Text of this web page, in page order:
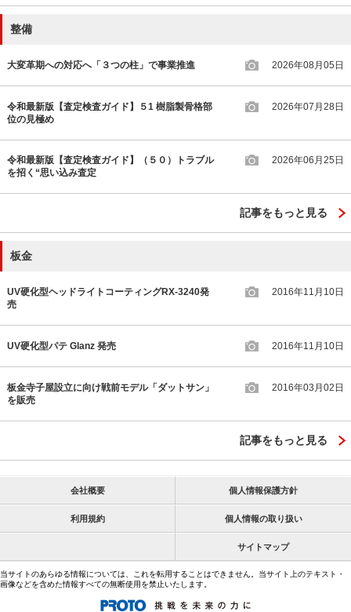
整備
大変革期への対応へ「３つの柱」で事業推進 2026年08月05日
令和最新版【査定検査ガイド】５1 樹脂製骨格部
位の見極め
2026年07月28日
令和最新版【査定検査ガイド】（５０）トラブル
を招く“思い込み査定
2026年06月25日
記事をもっと見る
板金
UV硬化型ヘッドライトコーティングRX-3240発
売
2016年11月10日
UV硬化型パテ Glanz 発売 2016年11月10日
板金寺子屋設立に向け戦前モデル「ダットサン」
を販売
2016年03月02日
記事をもっと見る
会社概要 個人情報保護方針
利用規約 個人情報の取り扱い
サイトマップ
当サイトのあらゆる情報については、これを転用することはできません。当サイト上のテキスト・
画像などを含めた情報すべての無断使用を禁止いたします。